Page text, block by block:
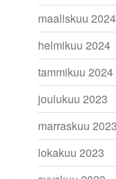
maaliskuu 2024
helmikuu 2024
tammikuu 2024
joulukuu 2023
marraskuu 2023
lokakuu 2023